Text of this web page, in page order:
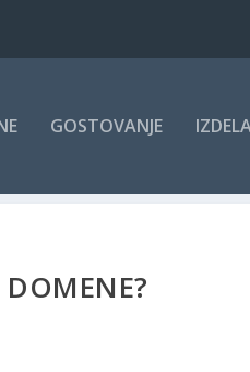
GOSTOVANJE
DOMENE?